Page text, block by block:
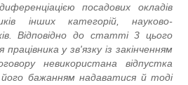
посадових окладів
інших категорій, науково-
Відповідно до статті 3 цього
працівника у зв'язку із закінченням
невикористана відпустка
бажанням надаватися й тоді,